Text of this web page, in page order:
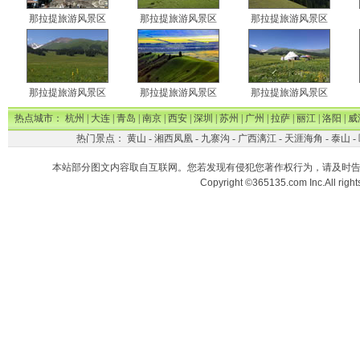
那拉提旅游风景区 那拉提旅游风景区 那拉提旅游风景区
那拉提旅游风景区 那拉提旅游风景区 那拉提旅游风景区
热点城市：杭州|大连|青岛|南京|西安|深圳|苏州|广州|拉萨|丽江|洛阳|威
热门景点： 黄山 - 湘西凤凰- 九寨沟 - 广西漓江- 天涯海角 - 泰山 -
本站部分图文内容取自互联网。您若发现有侵犯您著作权行为，请及时
Copyright ©365135.com Inc.All